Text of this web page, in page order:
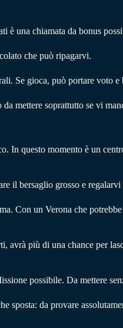
è una chiamata da bonus
che può ripagarvi.
Se gioca, può portare voto e
mettere soprattutto se vi
In questo momento è un
il bersaglio grosso e regalarvi
Con un Verona che
più di una chance per
possibile. Da mettere
sposta: da provare